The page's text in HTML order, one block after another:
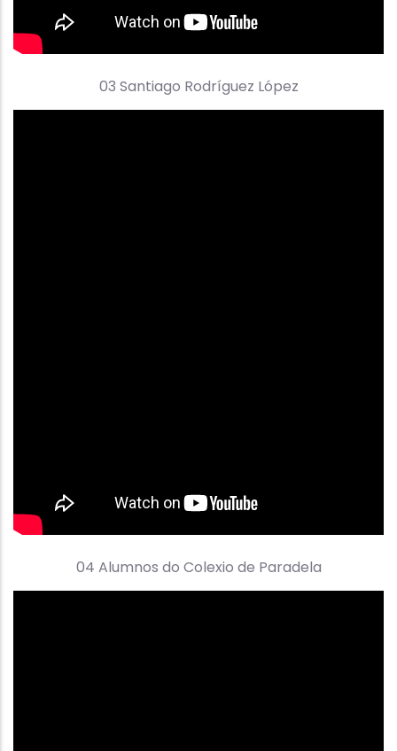
03 Santiago Rodríguez López
04 Alumnos do Colexio de Paradela